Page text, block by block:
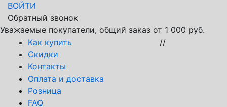
ВОЙТИ
Обратный звонок
Уважаемые покупатели, общий заказ от 1 000 руб.
Как купить
Скидки
Контакты
Оплата и доставка
Розница
FAQ
//